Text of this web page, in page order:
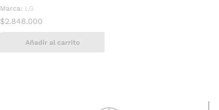
Marca: LG
$2.848.000
Añadir al carrito